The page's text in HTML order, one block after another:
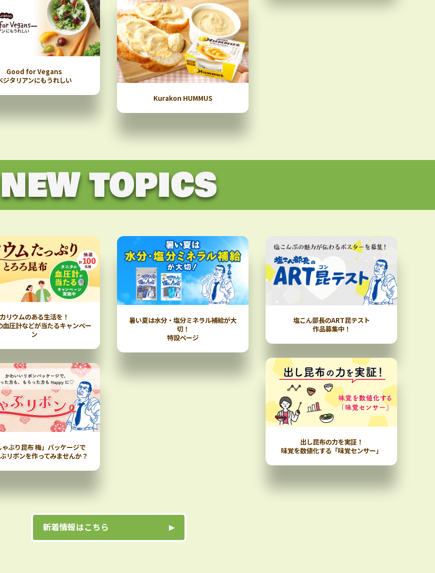
Kurakon HUMMUS
Good for Vegans
ジタリアンにもうれしい
NEW TOPICS
カリウムのある生活を！
血圧計などが当たるキャンペー
ン
暑い夏は水分・塩分ミネラル補給が大
切！
特設ページ
塩こん部長のART昆テスト
作品募集中！
出し昆布の力を実証！
味覚を数値化する「味覚センサー」
ゃぶり昆布 梅」パッケージで
リボンを作ってみませんか？
新着情報はこちら